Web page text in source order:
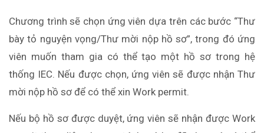
Chương trình sẽ chọn ứng viên dựa trên các bước “Thư
bày tỏ nguyện vọng/Thư mời nộp hồ sơ”, trong đó ứng
viên muốn tham gia có thể tạo một hồ sơ trong hệ
thống IEC. Nếu được chọn, ứng viên sẽ được nhận Thư
mời nộp hồ sơ để có thể xin Work permit.
Nếu bộ hồ sơ được duyệt, ứng viên sẽ nhận được Work